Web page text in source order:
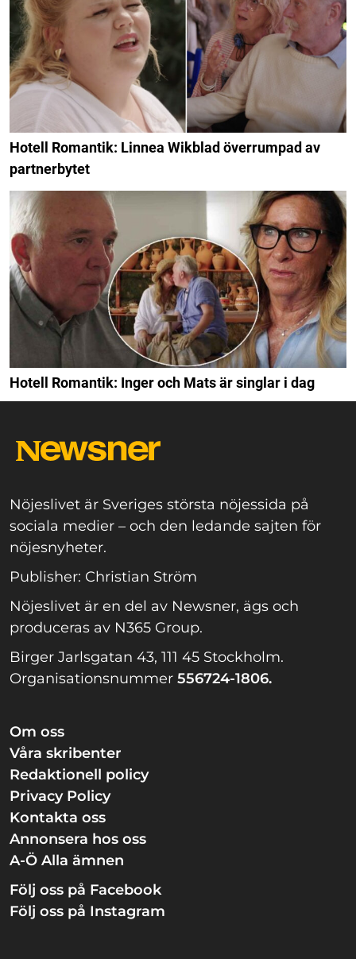
Hotell Romantik: Linnea Wikblad överrumpad av
partnerbytet
Hotell Romantik: Inger och Mats är singlar i dag
Nöjeslivet är Sveriges största nöjessida på
sociala medier – och den ledande sajten för
nöjesnyheter.
Publisher: Christian Ström
Nöjeslivet är en del av Newsner, ägs och
produceras av N365 Group.
Birger Jarlsgatan 43, 111 45 Stockholm.
Organisationsnummer 556724-1806.
Om oss
Våra skribenter
Redaktionell policy
Privacy Policy
Kontakta oss
Annonsera hos oss
A-Ö Alla ämnen
Följ oss på Facebook
Följ oss på Instagram